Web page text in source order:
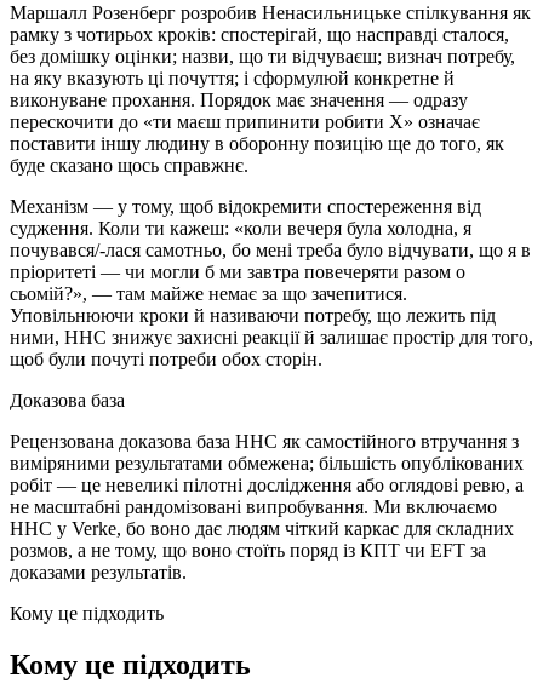
Маршалл Розенберг розробив Ненасильницьке спілкування як
рамку з чотирьох кроків: спостерігай, що насправді сталося,
без домішку оцінки; назви, що ти відчуваєш; визнач потребу,
на яку вказують ці почуття; і сформулюй конкретне й
виконуване прохання. Порядок має значення — одразу
перескочити до «ти маєш припинити робити Х» означає
поставити іншу людину в оборонну позицію ще до того, як
буде сказано щось справжнє.
Механізм — у тому, щоб відокремити спостереження від
судження. Коли ти кажеш: «коли вечеря була холодна, я
почувався/-лася самотньо, бо мені треба було відчувати, що я в
пріоритеті — чи могли б ми завтра повечеряти разом о
сьомій?», — там майже немає за що зачепитися.
Уповільнюючи кроки й називаючи потребу, що лежить під
ними, ННС знижує захисні реакції й залишає простір для того,
щоб були почуті потреби обох сторін.
Доказова база
Рецензована доказова база ННС як самостійного втручання з
виміряними результатами обмежена; більшість опублікованих
робіт — це невеликі пілотні дослідження або оглядові ревю, а
не масштабні рандомізовані випробування. Ми включаємо
ННС у Verke, бо воно дає людям чіткий каркас для складних
розмов, а не тому, що воно стоїть поряд із КПТ чи EFT за
доказами результатів.
Кому це підходить
Кому це підходить